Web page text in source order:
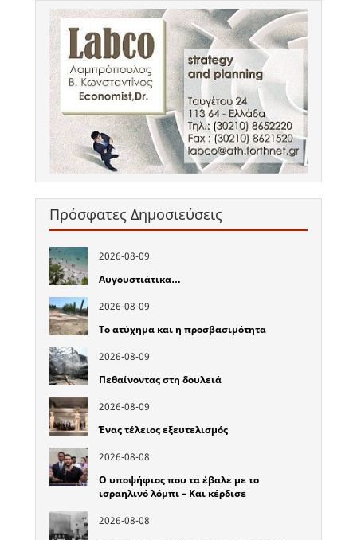
Πρόσφατες Δημοσιεύσεις
2026-08-09
Αυγουστιάτικα…
2026-08-09
Το ατύχημα και η προσβασιμότητα
2026-08-09
Πεθαίνοντας στη δουλειά
2026-08-09
Ένας τέλειος εξευτελισμός
2026-08-08
Ο υποψήφιος που τα έβαλε με το
ισραηλινό λόμπι – Και κέρδισε
2026-08-08